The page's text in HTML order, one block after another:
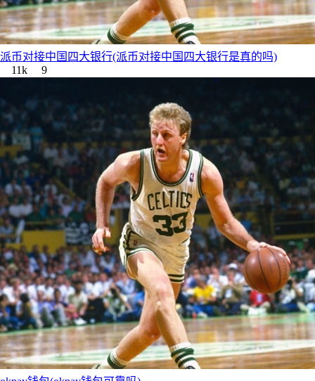
派币对接中国四大银行(派币对接中国四大银行是真的吗)
11k
9